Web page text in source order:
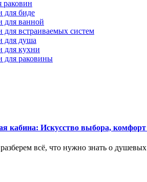
раковин
для биде
для ванной
для встраиваемых систем
для душа
для кухни
для раковины
кабина: Искусство выбора,
всё, что нужно знать о